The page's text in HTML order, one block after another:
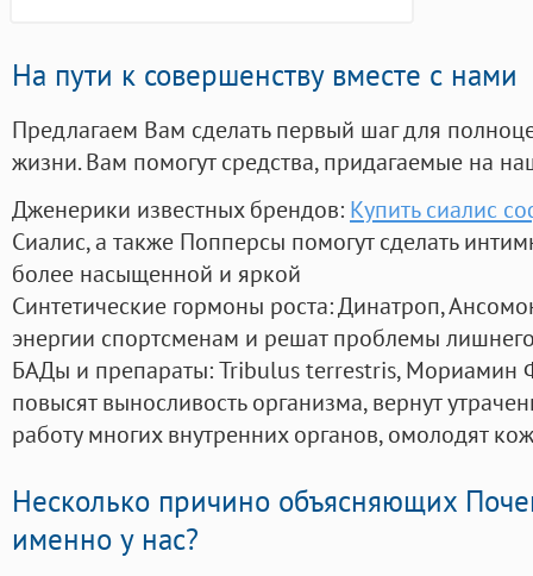
На пути к совершенству вместе с нами
Предлагаем Вам сделать первый шаг для
жизни. Вам помогут средства, придагаемые на
Дженерики известных брендов: Купить сиалис
Сиалис, а также Попперсы помогут сделать
более насыщенной и яркой
Синтетические гормоны роста: Динатроп,
энергии спортсменам и решат проблемы
БАДы и препараты:Tribulus terrestris, Мориамин
повысят выносливость организма, вернут
работу многих внутренних органов, омолодят
Несколько причино объясняющих
именно у нас?